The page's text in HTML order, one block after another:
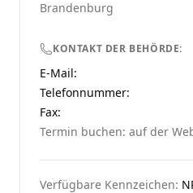
Brandenburg
KONTAKT DER BEHÖRDE:
E-Mail:
Telefonnummer:
Fax:
Termin buchen: auf der
Verfügbare Kennzeichen: